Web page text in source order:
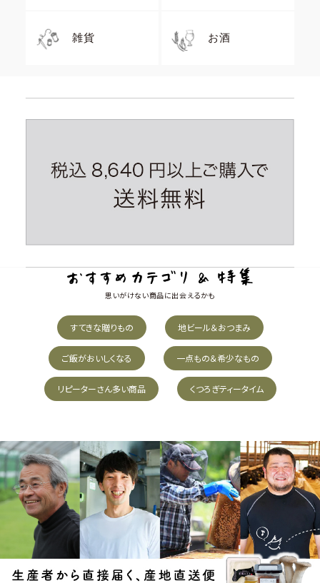
雑貨 お酒
思いがけない商品に出会えるかも
すてきな贈りもの 地ビール＆おつまみ
ご飯がおいしくなる 一点もの＆希少なもの
リピーターさん多い商品 くつろぎティータイム